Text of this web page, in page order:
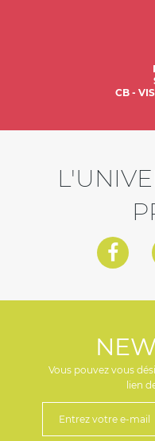
CB -
Vous pouvez vous
lien